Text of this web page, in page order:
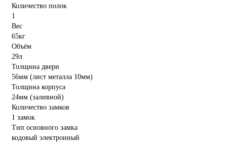
Количество полок
1
Вес
65кг
Объём
29л
Толщина двери
56мм (лист металла 10мм)
Толщина корпуса
24мм (заливной)
Количество замков
1 замок
Тип основного замка
кодовый электронный